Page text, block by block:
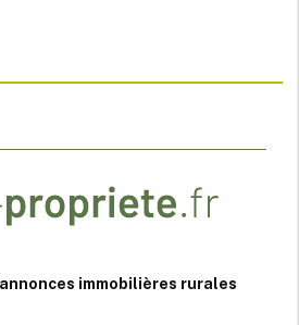
immobilières rurales